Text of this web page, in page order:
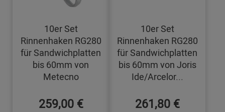
10er Set
Rinnenhaken RG280
für Sandwichplatten
bis 60mm von
Metecno
259,00 €
10er Set
Rinnenhaken RG280
für Sandwichplatten
bis 60mm von Joris
Ide/Arcelor...
261,80 €